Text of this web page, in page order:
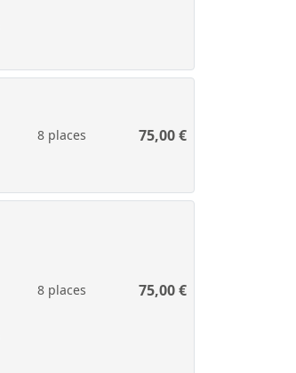
8 places 75,00€
8 places 75,00€